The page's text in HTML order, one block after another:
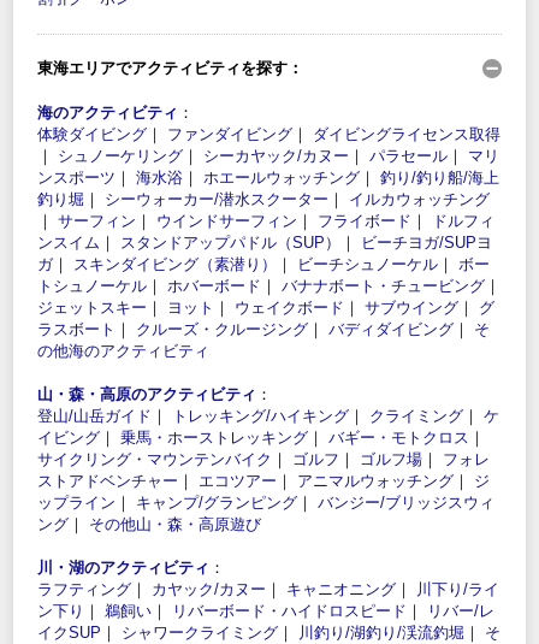
東海エリアでアクティビティを探す：
海のアクティビティ ：
体験ダイビング ｜ ファンダイビング ｜ ダイビングライセンス取得
｜ シュノーケリング ｜ シーカヤック/カヌー ｜ パラセール ｜ マリ
ンスポーツ ｜ 海水浴 ｜ ホエールウォッチング ｜ 釣り/釣り船/海上
釣り堀 ｜ シーウォーカー/潜水スクーター ｜ イルカウォッチング
｜ サーフィン ｜ ウインドサーフィン ｜ フライボード ｜
ドルフィ
ンスイム ｜ スタンドアップパドル（SUP） ｜
ビーチヨガ/SUPヨ
ガ｜ スキンダイビング（素潜り） ｜ ビーチシュノーケル ｜ ボー
トシュノーケル ｜ ホバーボード ｜ バナナボート・チュービング ｜
ジェットスキー ｜ ヨット ｜ ウェイクボード ｜ サブウイング ｜ グ
ラスボート ｜ クルーズ・クルージング ｜ バディダイビング ｜ そ
の他海のアクティビティ
山・森・高原のアクティビティ ：
登山/山岳ガイド ｜ トレッキング/ハイキング ｜ クライミング ｜ ケ
イビング ｜ 乗馬・ホーストレッキング ｜ バギー・モトクロス ｜
サイクリング・マウンテンバイク ｜ ゴルフ ｜ ゴルフ場 ｜ フォレ
ストアドベンチャー ｜ エコツアー ｜ アニマルウォッチング ｜ ジ
ップライン ｜ キャンプ/グランピング ｜ バンジー/ブリッジスウィ
ング ｜ その他山・森・高原遊び
川・湖のアクティビティ ：
ラフティング ｜ カヤック/カヌー ｜ キャニオニング ｜
川下り/ライ
ン下り ｜ 鵜飼い ｜ リバーボード・ハイドロスピード ｜
リバー/レ
イクSUP ｜ シャワークライミング ｜ 川釣り/湖釣り/渓流釣堀 ｜ そ